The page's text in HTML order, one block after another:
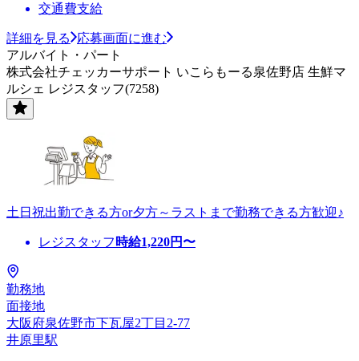
交通費支給
詳細を見る
応募画面に進む
アルバイト・パート
株式会社チェッカーサポート いこらもーる泉佐野店 生鮮マ
ルシェ レジスタッフ(7258)
土日祝出勤できる方or夕方～ラストまで勤務できる方歓迎♪
レジスタッフ 時給1,220円〜
勤務地
面接地
大阪府泉佐野市下瓦屋2丁目2-77
井原里駅